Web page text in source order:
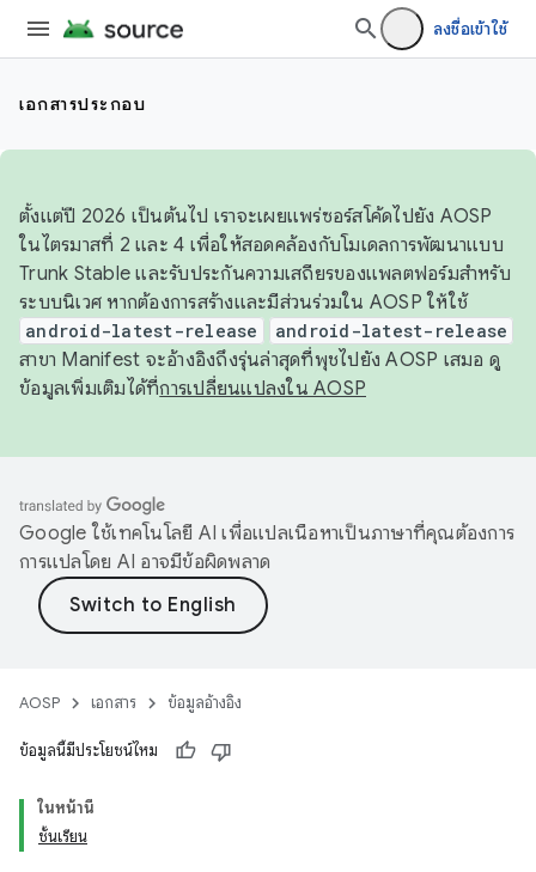
ลงชื่อเข้าใช้
เอกสารประกอบ
ตั้งแต่ปี 2026 เป็นต้นไป เราจะเผยแพร่ซอร์สโค้ดไปยัง AOSP
ในไตรมาสที่ 2 และ 4 เพื่อให้สอดคล้องกับโมเดลการพัฒนาแบบ
Trunk Stable และรับประกันความเสถียรของแพลตฟอร์มสำหรับ
ระบบนิเวศ หากต้องการสร้างและมีส่วนร่วมใน AOSP ให้ใช้
android-latest-release android-latest-release
สาขา Manifest จะอ้างอิงถึงรุ่นล่าสุดที่พุชไปยัง AOSP เสมอ ดู
ข้อมูลเพิ่มเติมได้ที่การเปลี่ยนแปลงใน AOSP
Google ใช้เทคโนโลยี AI เพื่อแปลเนื้อหาเป็นภาษาที่คุณต้องการ
การแปลโดย AI อาจมีข้อผิดพลาด
AOSP เอกสาร ข้อมูลอ้างอิง
ข้อมูลนี้มีประโยชน์ไหม
ในหน้านี้
ชั้นเรียน